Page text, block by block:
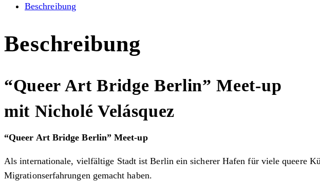
Beschreibung
Beschreibung
“Queer Art Bridge Berlin” Meet-up
mit Nicholé Velásquez
“Queer Art Bridge Berlin” Meet-up
Als internationale, vielfältige Stadt ist Berlin ein sicherer Hafen für viele queere
Migrationserfahrungen gemacht haben.